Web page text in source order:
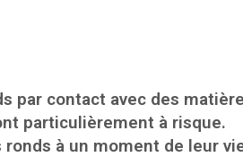
par contact avec des
particulièrement à risque.
à un moment de leur